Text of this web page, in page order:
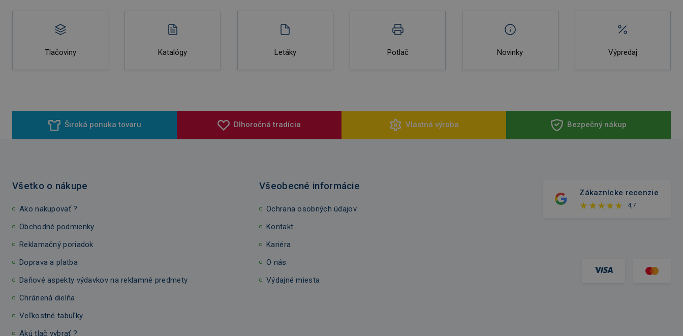
Tlačoviny Katalógy Letáky Potlač Novinky Výpredaj
Široká ponuka tovaru Dlhoročná tradícia Vlastná výroba Bezpečný nákup
Všetko o nákupe
Ako nakupovať ?
Obchodné podmienky
Reklamačný poriadok
Doprava a platba
Daňové aspekty výdavkov na reklamné predmety
Chránená dielňa
Veľkostné tabuľky
Akú tlač vybrať ?
Všeobecné informácie
Ochrana osobných údajov
Kontakt
Kariéra
O nás
Výdajné miesta
Zákaznícke recenzie
4,7